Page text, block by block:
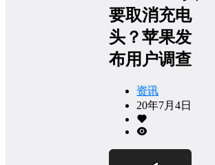
要取消充电
头？苹果发
布用户调查
资讯
20年7月4日